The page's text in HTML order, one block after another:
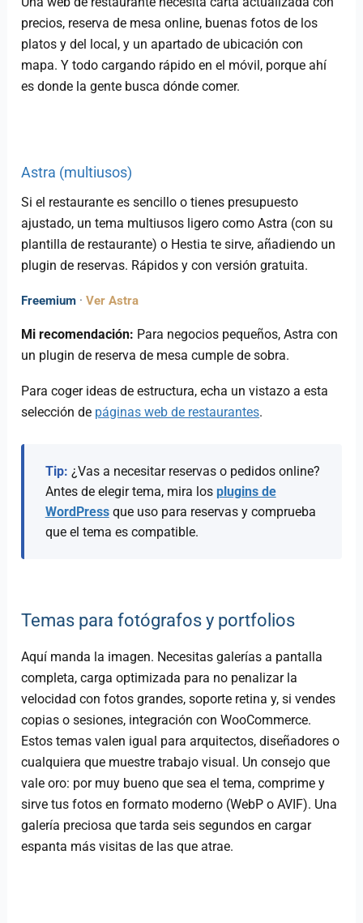
precios, reserva de mesa online, buenas fotos de los
platos y del local, y un apartado de ubicación con
mapa. Y todo cargando rápido en el móvil, porque ahí
es donde la gente busca dónde comer.
Astra (multiusos)
Si el restaurante es sencillo o tienes presupuesto
ajustado, un tema multiusos ligero como Astra (con su
plantilla de restaurante) o Hestia te sirve, añadiendo un
plugin de reservas. Rápidos y con versión gratuita.
Freemium ·Ver Astra
Mi recomendación: Para negocios pequeños, Astra con
un plugin de reserva de mesa cumple de sobra.
Para coger ideas de estructura, echa un vistazo a esta
selección de páginas web de restaurantes.
Tip: ¿Vas a necesitar reservas o pedidos online?
Antes de elegir tema, mira los plugins de
WordPressque uso para reservas y comprueba
que el tema es compatible.
Temas para fotógrafos y portfolios
Aquí manda la imagen. Necesitas galerías a pantalla
completa, carga optimizada para no penalizar la
velocidad con fotos grandes, soporte retina y, si vendes
copias o sesiones, integración con WooCommerce.
Estos temas valen igual para arquitectos, diseñadores o
cualquiera que muestre trabajo visual. Un consejo que
vale oro: por muy bueno que sea el tema, comprime y
sirve tus fotos en formato moderno (WebP o AVIF). Una
galería preciosa que tarda seis segundos en cargar
espanta más visitas de las que atrae.